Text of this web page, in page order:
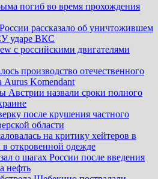
погиб во время прохождения
рассказало об уничтожившем
ударе ВКС
с российскими двигателями
производство отечественного
Aurus Komendant
назвали сроки полного
после крушения частного
области
на критику хейтеров в
в откровенной одежде
о шагах России после введения
нефть